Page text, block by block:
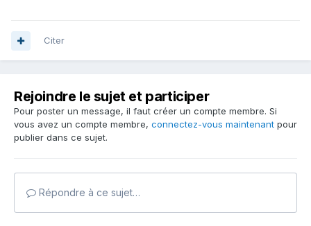
Citer
Rejoindre le sujet et participer
Pour poster un message, il faut créer un compte membre. Si
vous avez un compte membre, connectez-vous maintenant pour
publier dans ce sujet.
Répondre à ce sujet…